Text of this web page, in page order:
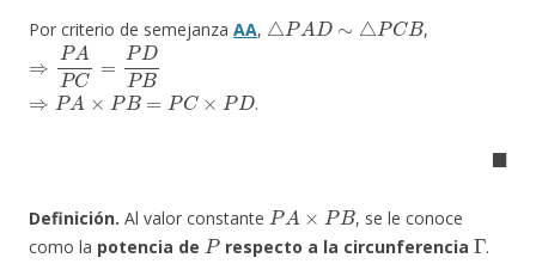
Por criterio de semejanza AA,
△ PA D∼ C B
,
APC DPB
A×P =PC× D
.
◼
Definición. Al valor constante
PA × B
, se le conoce
como la potencia de
P
respecto a la circunferencia
Γ
.